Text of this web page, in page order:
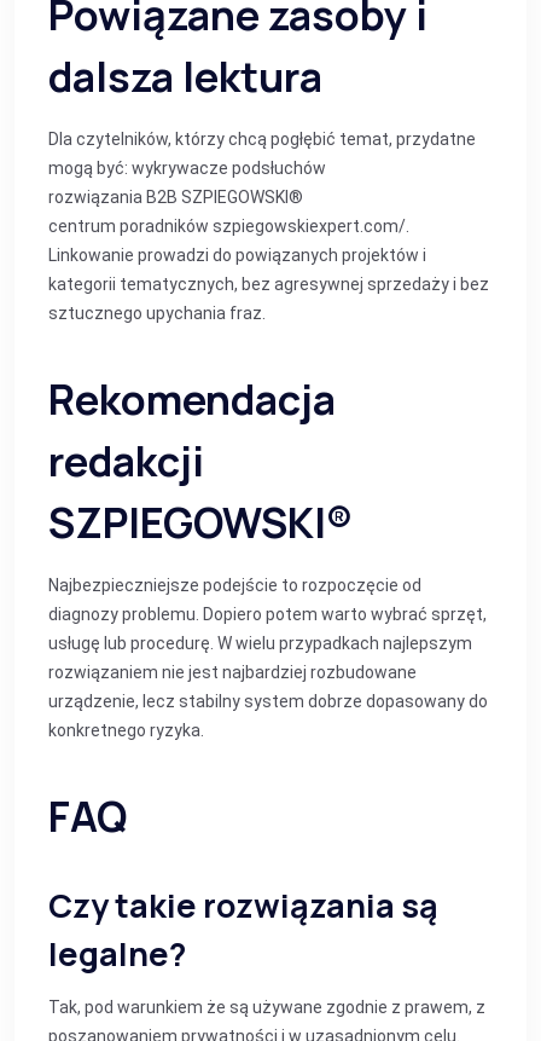
Powiązane zasoby i
dalsza lektura
Dla czytelników, którzy chcą pogłębić temat, przydatne
mogą być: wykrywacze podsłuchów
rozwiązania B2B SZPIEGOWSKI®
centrum poradników szpiegowskiexpert.com/
Linkowanie prowadzi do powiązanych projektów i
kategorii tematycznych, bez agresywnej sprzedaży i bez
sztucznego upychania fraz.
Rekomendacja
redakcji
SZPIEGOWSKI®
Najbezpieczniejsze podejście to rozpoczęcie od
diagnozy problemu. Dopiero potem warto wybrać sprzęt,
usługę lub procedurę. W wielu przypadkach najlepszym
rozwiązaniem nie jest najbardziej rozbudowane
urządzenie, lecz stabilny system dobrze dopasowany do
konkretnego ryzyka.
FAQ
Czy takie rozwiązania są
legalne?
Tak, pod warunkiem że są używane zgodnie z prawem, z
poszanowaniem prywatności i w uzasadnionym celu.